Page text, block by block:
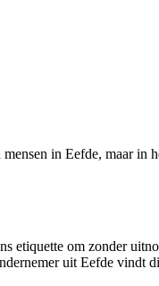
in Eefde, maar in
etiquette om zonder
uit Eefde vindt